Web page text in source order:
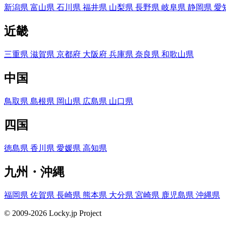
新潟県 富山県 石川県 福井県 山梨県 長野県 岐阜県 静岡県 愛
近畿
三重県 滋賀県 京都府 大阪府 兵庫県 奈良県 和歌山県
中国
鳥取県 島根県 岡山県 広島県 山口県
四国
徳島県 香川県 愛媛県 高知県
九州・沖縄
福岡県 佐賀県 長崎県 熊本県 大分県 宮崎県 鹿児島県 沖縄県
© 2009-2026 Locky.jp Project